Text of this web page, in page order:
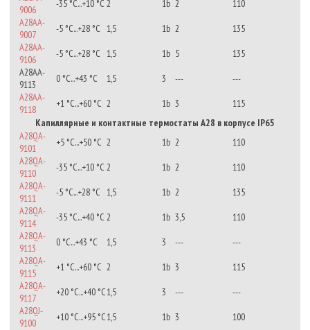
9006
-35 °С...+10 °С 2 1b 2
110
A28AA-
9007
-5 °С...+28 °С 1,5 1b 2
135
A28AA-
9106
-5 °С...+28 °С 1,5 1b 5
135
A28AA-
9113
0 °C...+43 °С 1,5 3 ---
---
A28AA-
9118
+1 °C...+60 °С 2 1b 3
115
Капиллярные и контактные термостаты A28 в корпусе IP65
A28QA-
9101
+5 °С...+50 °С 2 1b 2
110
A28QA-
9110
-35 °С...+10 °С 2 1b 2
110
A28QA-
9111
-5 °С...+28 °С 1,5 1b 2
135
A28QA-
9114
-35 °С...+40 °С 2 1b 3,5
110
A28QA-
9113
0 °C...+43 °С 1,5 3 ---
---
A28QA-
9115
+1 °C...+60 °С 2 1b 3
115
A28QA-
9117
+20 °C...+40 °С1,5 3 ---
---
A28QJ-
9100
+10 °С...+95 °С1,5 1b 3 100